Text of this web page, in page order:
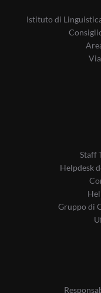
Istituto di
Staff
Helpdesk
Gruppo di